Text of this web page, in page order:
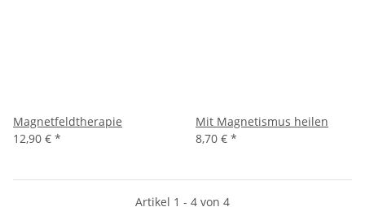
Magnetfeldtherapie
12,90 € *
Mit Magnetismus heilen
8,70 € *
Artikel 1 - 4 von 4